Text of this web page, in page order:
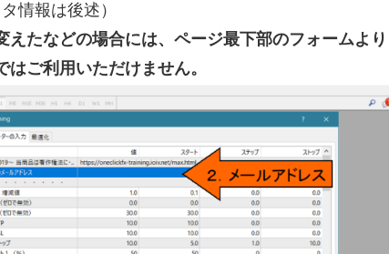
情報は後述）
たなどの場合には、ページ最下部のフォームより
ご利用いただけません。